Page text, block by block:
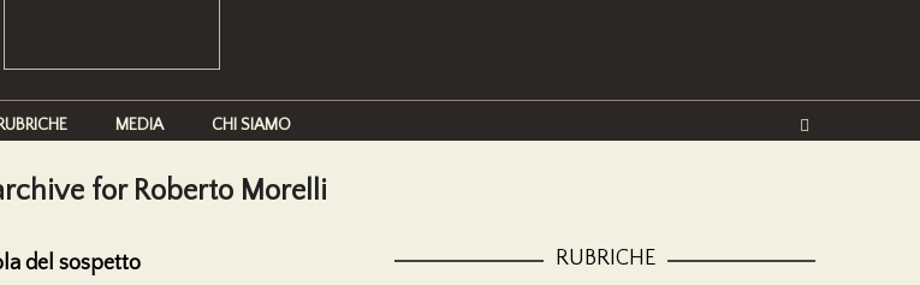
RUBRICHE MEDIA CHI SIAMO
for Roberto Morelli
del sospetto RUBRICHE